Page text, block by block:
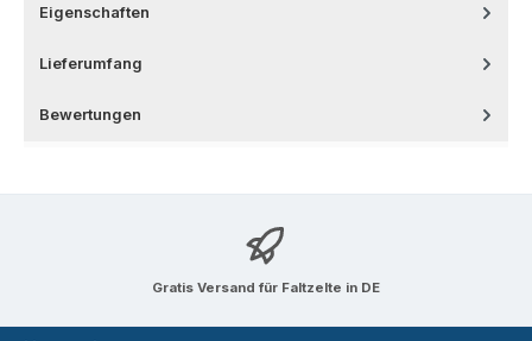
Eigenschaften
Lieferumfang
Bewertungen
Gratis Versand für Faltzelte in DE